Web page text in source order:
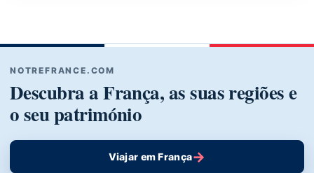
NOTREFRANCE.COM
Descubra a França, as suas regiões e
o seu património
Viajar em França→